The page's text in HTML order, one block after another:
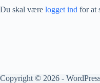
Du skal være logget ind for at
Copyright © 2026 -